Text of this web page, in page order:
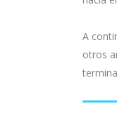
A
otros